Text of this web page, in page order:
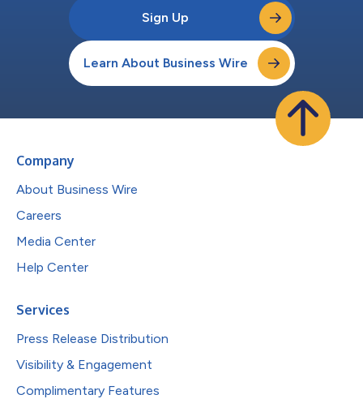
Sign Up
Learn About Business Wire
Company
About Business Wire
Careers
Media Center
Help Center
Services
Press Release Distribution
Visibility & Engagement
Complimentary Features